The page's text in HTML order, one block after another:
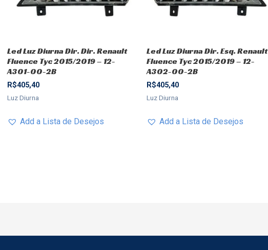
Led Luz Diurna Dir. Dir. Renault
Fluence Tyc 2015/2019 – 12-
A301-00-2B
R$405,40
Luz Diurna
Add a Lista de Desejos
Led Luz Diurna Dir. Esq. Renault
Fluence Tyc 2015/2019 – 12-
A302-00-2B
R$405,40
Luz Diurna
Add a Lista de Desejos